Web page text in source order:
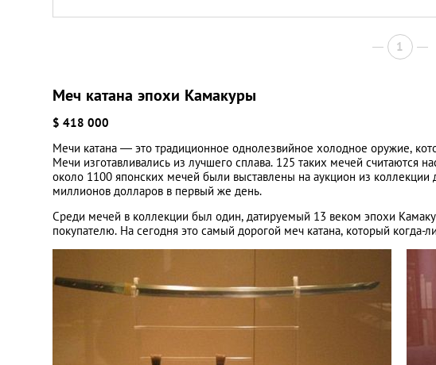
1
Меч катана эпохи Камакуры
$ 418 000
Мечи катана — это традиционное однолезвийное холодное оружие,
Мечи изготавливались из лучшего сплава. 125 таких мечей считаются
около 1100 японских мечей были выставлены на аукцион из
миллионов долларов в первый же день.
Среди мечей в коллекции был один, датируемый 13 веком эпохи
покупателю. На сегодня это самый дорогой меч катана, который когда-